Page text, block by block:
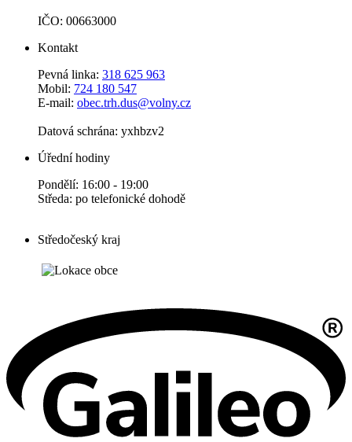
IČO: 00663000
Kontakt
Pevná linka: 318 625 963
Mobil: 724 180 547
E-mail: obec.trh.dus@volny.cz
Datová schrána: yxhbzv2
Úřední hodiny
Pondělí: 16:00 - 19:00
Středa: po telefonické dohodě
Středočeský kraj